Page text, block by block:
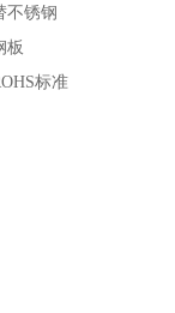
不锈钢
板
标准